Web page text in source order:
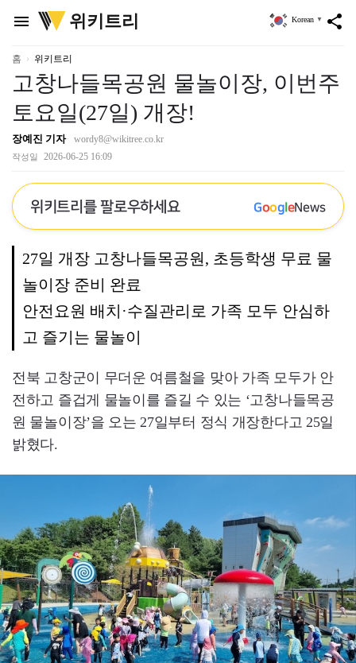
menu
위
키
리
위키트리 share
Korean ▼
홈 위키트리
고창나들목공원 물놀이장, 이번주
토요일(27일) 개장!
장예진 기자 wordy8@wikitree.co.kr
작성일 2026-06-25 16:09
위키트리를 팔로우하세요 GoogleNews
27일 개장 고창나들목공원, 초등학생 무료 물
놀이장 준비 완료
안전요원 배치·수질관리로 가족 모두 안심하
고 즐기는 물놀이
전북 고창군이 무더운 여름철을 맞아 가족 모두가 안
전하고 즐겁게 물놀이를 즐길 수 있는 ‘고창나들목공
원 물놀이장’을 오는 27일부터 정식 개장한다고 25일
밝혔다.